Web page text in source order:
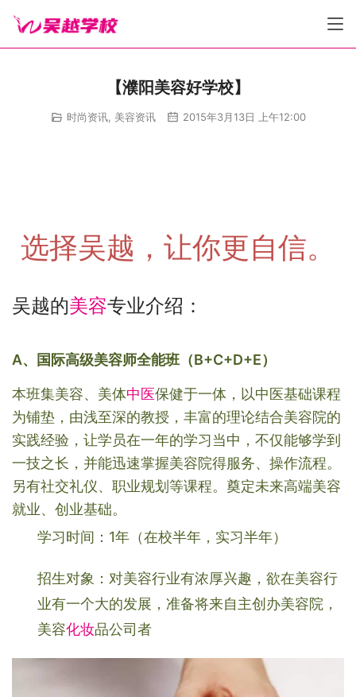
【濮阳美容好学校】
时尚资讯, 美容资讯 2015年3月13日 上午12:00
选择吴越，让你更自信。
吴越的美容专业介绍：
A、国际高级美容师全能班（B+C+D+E）
本班集美容、美体中医保健于一体，以中医基础课程
为铺垫，由浅至深的教授，丰富的理论结合美容院的
实践经验，让学员在一年的学习当中，不仅能够学到
一技之长，并能迅速掌握美容院得服务、操作流程。
另有社交礼仪、职业规划等课程。奠定未来高端美容
就业、创业基础。
学习时间：1年（在校半年，实习半年）
招生对象： 对美容行业有浓厚兴趣，欲在美容行
业有一个大的发展，准备将来自主创办美容院，
美容化妆品公司者